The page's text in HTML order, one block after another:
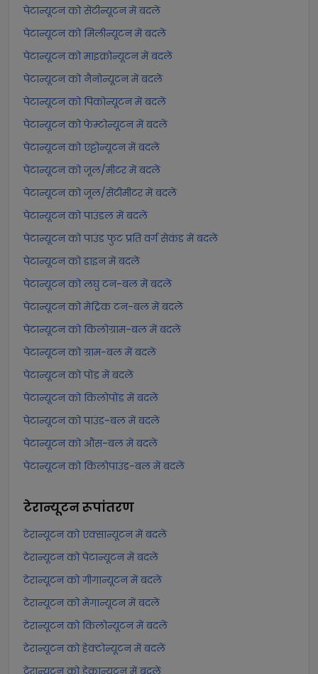
पेटान्यूटन को सेंटीन्यूटन में बदलें
पेटान्यूटन को मिलीन्यूटन में बदलें
पेटान्यूटन को माइक्रोन्यूटन में बदलें
पेटान्यूटन को नैनोन्यूटन में बदलें
पेटान्यूटन को पिकोन्यूटन में बदलें
पेटान्यूटन को फेम्टोन्यूटन में बदलें
पेटान्यूटन को एट्टोन्यूटन में बदलें
पेटान्यूटन को जूल/मीटर में बदलें
पेटान्यूटन को जूल/सेंटीमीटर में बदलें
पेटान्यूटन को पाउंडल में बदलें
पेटान्यूटन को पाउंड फुट प्रति वर्ग सेकंड में बदलें
पेटान्यूटन को डाइन में बदलें
पेटान्यूटन को लघु टन-बल में बदलें
पेटान्यूटन को मेट्रिक टन-बल में बदलें
पेटान्यूटन को किलोग्राम-बल में बदलें
पेटान्यूटन को ग्राम-बल में बदलें
पेटान्यूटन को पोंड में बदलें
पेटान्यूटन को किलोपोंड में बदलें
पेटान्यूटन को पाउंड-बल में बदलें
पेटान्यूटन को औंस-बल में बदलें
पेटान्यूटन को किलोपाउंड-बल में बदलें
टेरान्यूटनरूपांतरण
टेरान्यूटन को एक्सान्यूटन में बदलें
टेरान्यूटन को पेटान्यूटन में बदलें
टेरान्यूटन को गीगान्यूटन में बदलें
टेरान्यूटन को मेगान्यूटन में बदलें
टेरान्यूटन को किलोन्यूटन में बदलें
टेरान्यूटन को हेक्टोन्यूटन में बदलें
टेरान्यूटन को डेकान्यूटन में बदलें